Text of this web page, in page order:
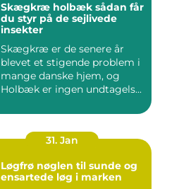
Skægkræ holbæk sådan får
du styr på de sejlivede
insekter
Skægkræ er de senere år
blevet et stigende problem i
mange danske hjem, og
Holbæk er ingen undtagels...
31. Jan
Løgfrø nøglen til sunde og
ensartede løg i marken